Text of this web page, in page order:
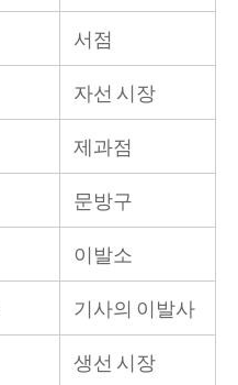
서점
자선 시장
제과점
문방구
이발소
기사의 이발사
생선 시장